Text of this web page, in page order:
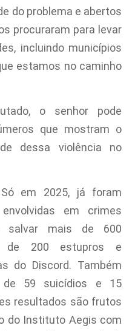
do problema e abertos
procuraram para levar
incluindo municípios
estamos no caminho
o senhor pode
que mostram o
dessa violência no
em 2025, já foram
em crimes
salvar mais de 600
de 200 estupros e
do Discord. Também
de 59 suicídios e 15
resultados são frutos
do Instituto Aegis com